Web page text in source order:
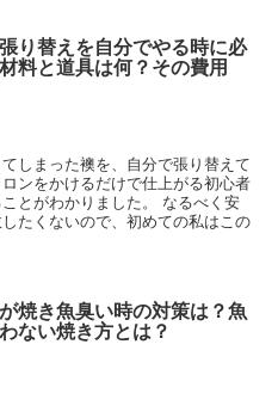
り替えを自分でやる時に必
料と道具は何？その費用
しまった襖を、自分で張り替えて
ンをかけるだけで仕上がる初心者
とがわかりました。 なるべく安
たくないので、初めての私はこの
焼き魚臭い時の対策は？魚
ない焼き方とは？